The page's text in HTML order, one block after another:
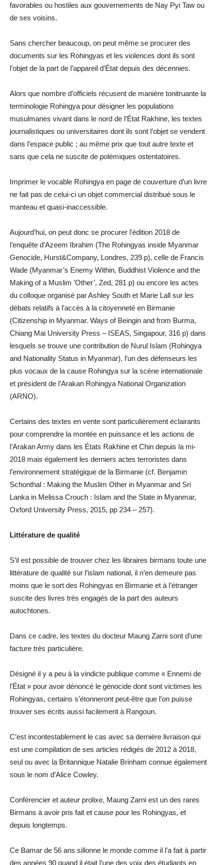
favorables ou hostiles aux gouvernements de Nay Pyi Taw ou
de ses voisins.
Sans chercher beaucoup, on peut même se procurer des
documents sur les Rohingyas et les violences dont ils sont
l’objet de la part de l’appareil d’État depuis des décennies.
Alors que nombre d’officiels récusent de manière tonitruante la
terminologie Rohingya pour désigner les populations
musulmanes vivant dans le nord de l’État Rakhine, les textes
journalistiques ou universitaires dont ils sont l’objet se vendent
dans l’espace public ; au même prix que tout autre texte et
sans que cela ne suscite de polémiques ostentatoires.
Imprimer le vocable Rohingya en page de couverture d’un livre
ne fait pas de celui-ci un objet commercial distribué sous le
manteau et quasi-inaccessible.
Aujourd’hui, on peut donc se procurer l’édition 2018 de
l’enquête d’Azeem Ibrahim (The Rohingyas inside Myanmar
Genocide, Hurst&Company, Londres, 239 p), celle de Francis
Wade (Myanmar’s Enemy Within, Buddhist Violence and the
Making of a Muslim ’Other’, Zed, 281 p) ou encore les actes
du colloque organisé par Ashley South et Marie Lall sur les
débats relatifs à l’accès à la citoyenneté en Birmanie
(Citizenship in Myanmar. Ways of Beingin and from Burma,
Chiang Mai University Press – ISEAS, Singapour, 316 p) dans
lesquels se trouve une contribution de Nurul Islam (Rohingya
and Nationality Status in Myanmar), l’un des défenseurs les
plus vocaux de la cause Rohingya sur la scène internationale
et président de l’Arakan Rohingya National Organization
(ARNO).
Certains des textes en vente sont particulièrement éclairants
pour comprendre la montée en puissance et les actions de
l’Arakan Army dans les États Rakhine et Chin depuis la mi-
2018 mais également les derniers actes terroristes dans
l’environnement stratégique de la Birmanie (cf. Benjamin
Schonthal : Making the Muslim Other in Myanmar and Sri
Lanka in Melissa Crouch : Islam and the State in Myanmar,
Oxford University Press, 2015, pp 234 – 257).
Littérature de qualité
S’il est possible de trouver chez les libraires birmans toute une
littérature de qualité sur l’islam national, il n’en demeure pas
moins que le sort des Rohingyas en Birmanie et à l’étranger
suscite des livres très engagés de la part des auteurs
autochtones.
Dans ce cadre, les textes du docteur Maung Zarni sont d’une
facture très particulière.
Désigné il y a peu à la vindicte publique comme « Ennemi de
l’État » pour avoir dénoncé le génocide dont sont victimes les
Rohingyas, certains s’étonneront peut-être que l’on puisse
trouver ses écrits aussi facilement à Rangoun.
C’est incontestablement le cas avec sa dernière livraison qui
est une compilation de ses articles rédigés de 2012 à 2018,
seul ou avec la Britannique Natalie Brinham connue également
sous le nom d’Alice Cowley.
Conférencier et auteur prolixe, Maung Zarni est un des rares
Birmans à avoir pris fait et cause pour les Rohingyas, et
depuis longtemps.
Ce Bamar de 56 ans sillonne le monde comme il l’a fait à partir
des années 90 quand il était l’une des voix des étudiants en